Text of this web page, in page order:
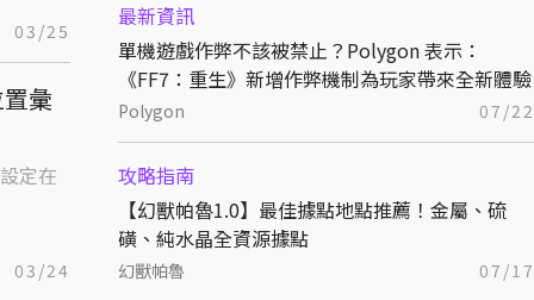
最新資訊
單機遊戲作弊不該被禁止？Polygon 表示：
《FF7：重生》新增作弊機制為玩家帶來全新體驗
Polygon 07/22
攻略指南
【幻獸帕魯1.0】最佳據點地點推薦！金屬、硫
磺、純水晶全資源據點
幻獸帕魯 07/17
03/25
彙
定在
03/24